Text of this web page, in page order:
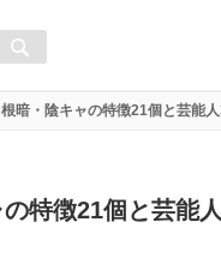
根暗・陰キャの特徴21個と芸能
特徴21個と芸能